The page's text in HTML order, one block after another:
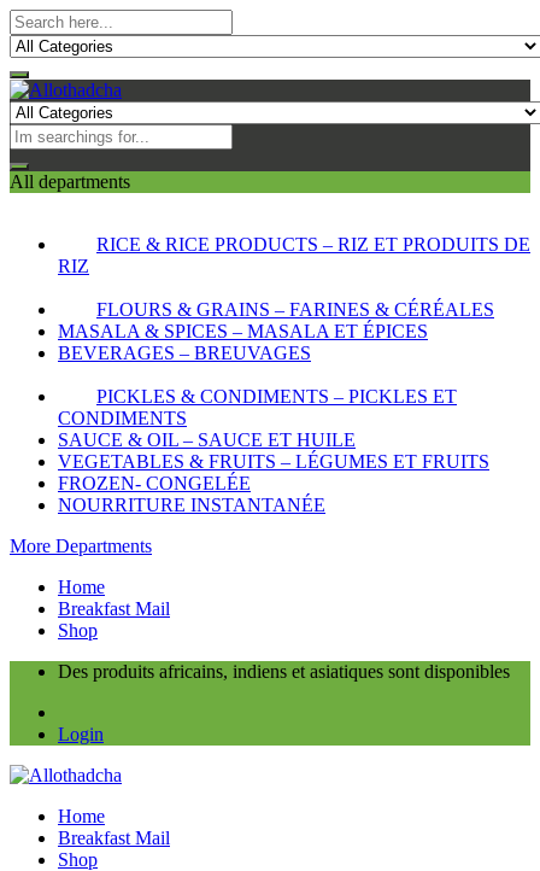
All departments
RICE & RICE PRODUCTS – RIZ ET PRODUITS DE
RIZ
FLOURS & GRAINS – FARINES & CÉRÉALES
MASALA & SPICES – MASALA ET ÉPICES
BEVERAGES – BREUVAGES
PICKLES & CONDIMENTS – PICKLES ET
CONDIMENTS
SAUCE & OIL – SAUCE ET HUILE
VEGETABLES & FRUITS – LÉGUMES ET FRUITS
FROZEN- CONGELÉE
NOURRITURE INSTANTANÉE
More Departments
Home
Breakfast Mail
Shop
Des produits africains, indiens et asiatiques sont disponibles
Login
Home
Breakfast Mail
Shop